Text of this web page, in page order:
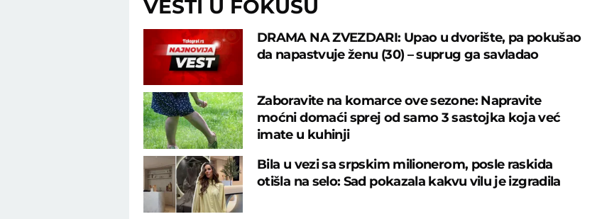
VESTI U FOKUSU
DRAMA NA ZVEZDARI: Upao u dvorište, pa pokušao
da napastvuje ženu (30) – suprug ga savladao
Zaboravite na komarce ove sezone: Napravite
moćni domaći sprej od samo 3 sastojka koja već
imate u kuhinji
Bila u vezi sa srpskim milionerom, posle raskida
otišla na selo: Sad pokazala kakvu vilu je izgradila